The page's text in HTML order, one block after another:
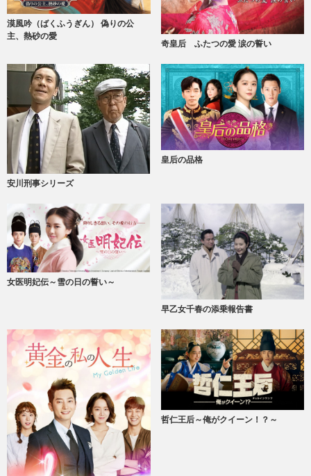
漠風吟（ばくふうぎん） 偽りの公
主、熱砂の愛
奇皇后 ふたつの愛 涙の誓い
安川刑事シリーズ
皇后の品格
女医明妃伝～雪の日の誓い～
早乙女千春の添乗報告書
哲仁王后～俺がクイーン！？～